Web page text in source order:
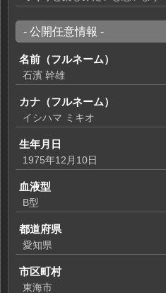
- 公開任意情報 -
名前（フルネーム）
石濱 幹雄
カナ（フルネーム）
イシハマ ミキオ
生年月日
1975年12月10日
血液型
B型
都道府県
愛知県
市区町村
東海市